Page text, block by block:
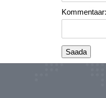
Kommentaar: